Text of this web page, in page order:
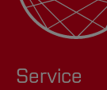
Service